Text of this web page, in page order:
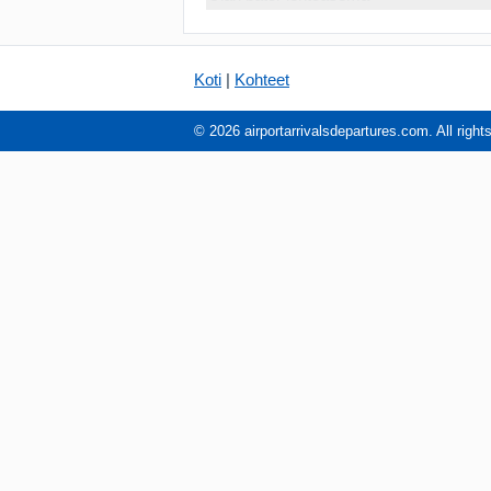
Koti | Kohteet
© 2026 airportarrivalsdepartures.com. All